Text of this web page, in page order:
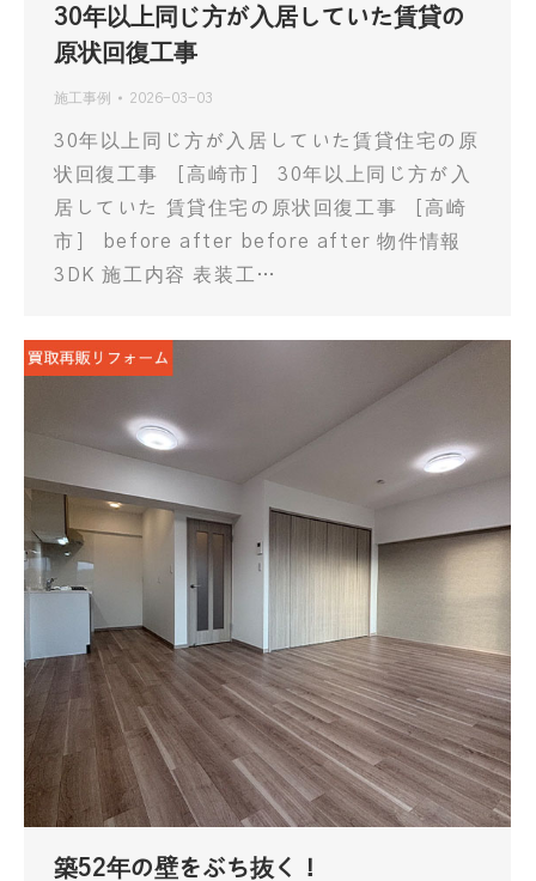
30年以上同じ方が入居していた賃貸の
原状回復工事
施工事例 2026-03-03
30年以上同じ方が入居していた賃貸住宅の原
状回復工事 ［高崎市］ 30年以上同じ方が入
居していた 賃貸住宅の原状回復工事 ［高崎
市］ before after before after 物件情報
3DK 施工内容 表装工…
築52年の壁をぶち抜く！